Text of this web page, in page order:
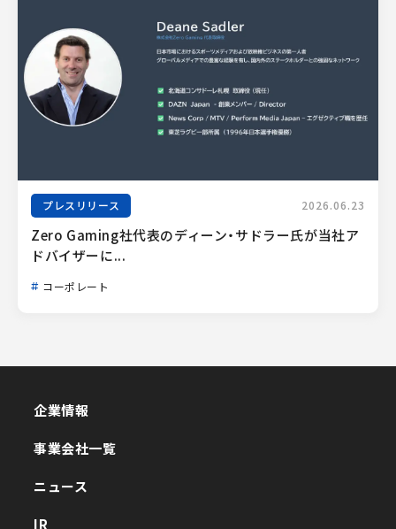
プレスリリース 2026.06.23
Zero Gaming社代表のディーン・サドラー氏が当社ア
ドバイザーに...
コーポレート
企業情報
事業会社一覧
ニュース
IR